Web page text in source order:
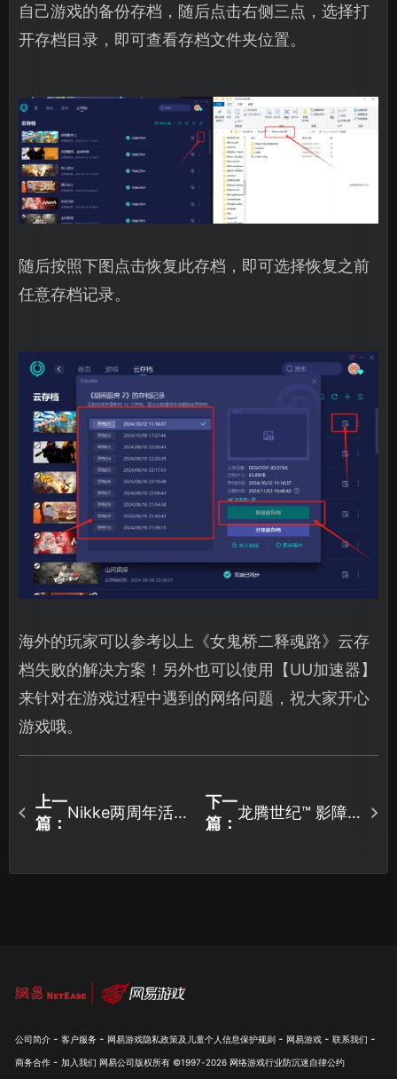
自己游戏的备份存档，随后点击右侧三点，选择打
开存档目录，即可查看存档文件夹位置。
随后按照下图点击恢复此存档，即可选择恢复之前
任意存档记录。
海外的玩家可以参考以上《女鬼桥二释魂路》云存
档失败的解决方案！另外也可以使用【UU加速器】
来针对在游戏过程中遇到的网络问题，祝大家开心
游戏哦。
上一
篇：
Nikke两周年活动
抽还送SSR！
下一
篇：
龙腾世纪™ 影障
办？
公司简介 - 客户服务 - 网易游戏隐私政策及儿童个人信息保护规则 - 网易游戏 - 联系我们 -
商务合作 - 加入我们 网易公司版权所有 ©1997-2026 网络游戏行业防沉迷自律公约